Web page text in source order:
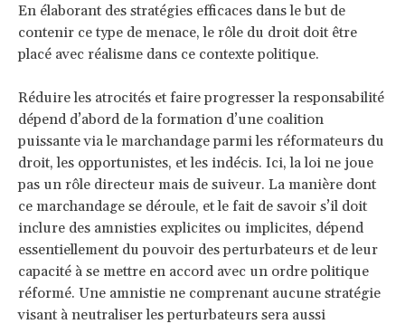
En élaborant des stratégies efficaces dans le but de
contenir ce type de menace, le rôle du droit doit être
placé avec réalisme dans ce contexte politique.
Réduire les atrocités et faire progresser la responsabilité
dépend d’abord de la formation d’une coalition
puissante via le marchandage parmi les réformateurs du
droit, les opportunistes, et les indécis. Ici, la loi ne joue
pas un rôle directeur mais de suiveur. La manière dont
ce marchandage se déroule, et le fait de savoir s’il doit
inclure des amnisties explicites ou implicites, dépend
essentiellement du pouvoir des perturbateurs et de leur
capacité à se mettre en accord avec un ordre politique
réformé. Une amnistie ne comprenant aucune stratégie
visant à neutraliser les perturbateurs sera aussi